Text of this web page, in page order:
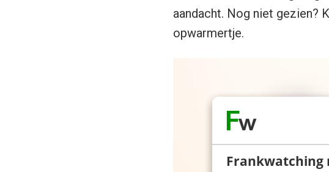
Frankwatching
aandacht. Nog niet gezien?
opwarmertje.